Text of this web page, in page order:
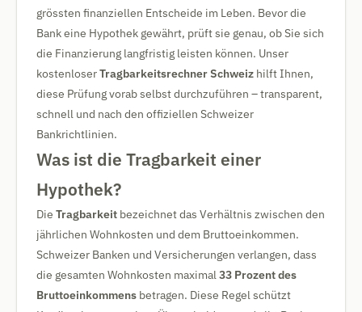
grössten finanziellen Entscheide im Leben. Bevor die
Bank eine Hypothek gewährt, prüft sie genau, ob Sie sich
die Finanzierung langfristig leisten können. Unser
kostenloserTragbarkeitsrechner Schweiz hilft Ihnen,
diese Prüfung vorab selbst durchzuführen – transparent,
schnell und nach den offiziellen Schweizer
Bankrichtlinien.
Was ist die Tragbarkeit einer
Hypothek?
Die Tragbarkeit bezeichnet das Verhältnis zwischen den
jährlichen Wohnkosten und dem Bruttoeinkommen.
Schweizer Banken und Versicherungen verlangen, dass
die gesamten Wohnkosten maximal33 Prozent des
Bruttoeinkommens betragen. Diese Regel schützt